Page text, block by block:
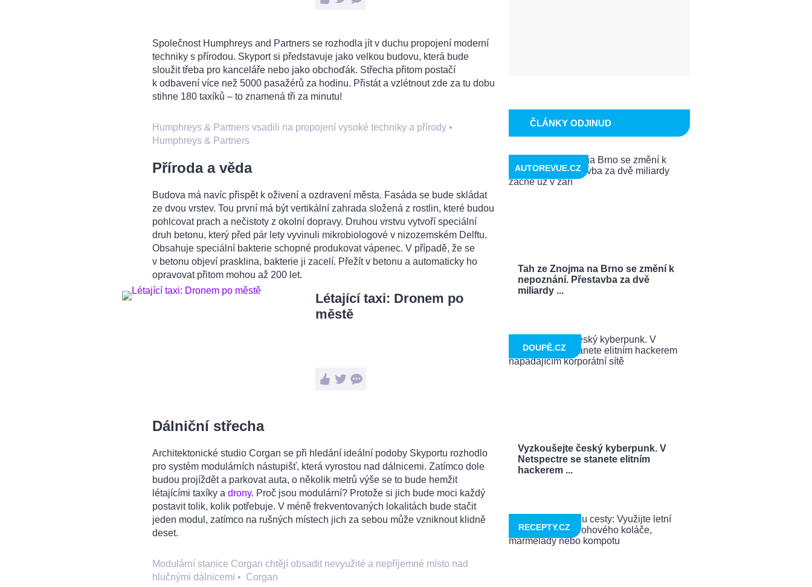
Společnost Humphreys and Partners se rozhodla jít v duchu propojení moderní
techniky s přírodou. Skyport si představuje jako velkou budovu, která bude
sloužit třeba pro kanceláře nebo jako obchoďák. Střecha přitom postačí
k odbavení více než 5000 pasažérů za hodinu. Přistát a vzlétnout zde za tu dobu
stihne 180 taxíků – to znamená tři za minutu!
Humphreys & Partners vsadili na propojení vysoké techniky a přírody •
Humphreys & Partners
Příroda a věda
Budova má navíc přispět k oživení a ozdravení města. Fasáda se bude skládat
ze dvou vrstev. Tou první má být vertikální zahrada složená z rostlin, které budou
pohlcovat prach a nečistoty z okolní dopravy. Druhou vrstvu vytvoří speciální
druh betonu, který před pár lety vyvinuli mikrobiologové v nizozemském Delftu.
Obsahuje speciální bakterie schopné produkovat vápenec. V případě, že se
v betonu objeví prasklina, bakterie ji zacelí. Přežít v betonu a automaticky ho
opravovat přitom mohou až 200 let.
Létající taxi: Dronem po
městě
Dálniční střecha
Architektonické studio Corgan se při hledání ideální podoby Skyportu rozhodlo
pro systém modulárních nástupišť, která vyrostou nad dálnicemi. Zatímco dole
budou projíždět a parkovat auta, o několik metrů výše se to bude hemžit
létajícími taxíky a drony. Proč jsou modulární? Protože si jich bude moci každý
postavit tolik, kolik potřebuje. V méně frekventovaných lokalitách bude stačit
jeden modul, zatímco na rušných místech jich za sebou může vzniknout klidně
deset.
Modulární stanice Corgan chtějí obsadit nevyužité a nepříjemné místo nad
hlučnými dálnicemi • Corgan
ČLÁNKY ODJINUD
Tah ze Znojma na Brno se změní k
nepoznání. Přestavba za dvě
miliardy ...
AUTOREVUE.CZ
Vyzkoušejte český kyberpunk. V
Netspectre se stanete elitním
hackerem ...
DOUPĚ.CZ
RECEPTY.CZ